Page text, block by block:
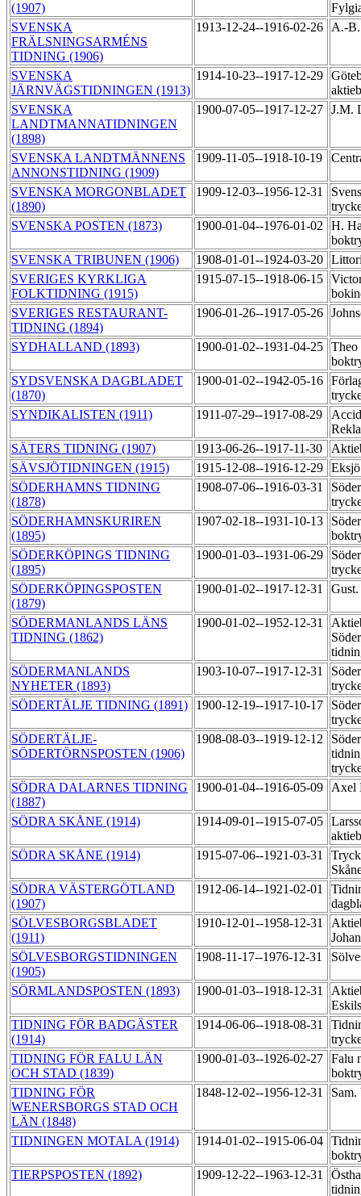
(1907)
SVENSKA
FRÄLSNINGSARMÉNS
TIDNING (1906)
1913-12-24--1916-02-26 A.-
SVENSKA
JÄRNVÄGSTIDNINGEN (1913)
1914-10-23--1917-12-29
SVENSKA
LANDTMANNATIDNINGEN
(1898)
1900-07-05--1917-12-27 J.M.
SVENSKA LANDTMÄNNENS
ANNONSTIDNING (1909)
1909-11-05--1918-10-19
SVENSKA MORGONBLADET
(1890)
1909-12-03--1956-12-31
SVENSKA POSTEN (1873)
1900-01-04--1976-01-02
H.
SVENSKA TRIBUNEN (1906)
1908-01-01--1924-03-20
SVERIGES KYRKLIGA
FOLKTIDNING (1915)
1915-07-15--1918-06-15
SVERIGES RESTAURANT-
TIDNING (1894)
1906-01-26--1917-05-26
SYDHALLAND (1893) 1900-01-02--1931-04-25 Theo
SYDSVENSKA DAGBLADET
(1870)
1900-01-02--1942-05-16
SYNDIKALISTEN (1911)
1911-07-29--1917-08-29
SÄTERS TIDNING (1907)
1913-06-26--1917-11-30
SÄVSJÖTIDNINGEN (1915)
1915-12-08--1916-12-29
SÖDERHAMNS TIDNING
(1878)
1908-07-06--1916-03-31
SÖDERHAMNSKURIREN
(1895)
1907-02-18--1931-10-13
SÖDERKÖPINGS TIDNING
(1895)
1900-01-03--1931-06-29
SÖDERKÖPINGSPOSTEN
(1879)
1900-01-02--1917-12-31
SÖDERMANLANDS LÄNS
TIDNING (1862)
1900-01-02--1952-12-31
SÖDERMANLANDS
NYHETER (1893)
1903-10-07--1917-12-31
SÖDERTÄLJE TIDNING (1891)
1900-12-19--1917-10-17
SÖDERTÄLJE-
SÖDERTÖRNSPOSTEN (1906)
1908-08-03--1919-12-12
SÖDRA DALARNES TIDNING
(1887)
1900-01-04--1916-05-09 Axel
SÖDRA SKÅNE (1914) 1914-09-01--1915-07-05
SÖDRA SKÅNE (1914)
1915-07-06--1921-03-31
SÖDRA VÄSTERGÖTLAND
(1907)
1912-06-14--1921-02-01
SÖLVESBORGSBLADET
(1911)
1910-12-01--1958-12-31
SÖLVESBORGSTIDNINGEN
(1905)
1908-11-17--1976-12-31
SÖRMLANDSPOSTEN (1893) 1900-01-03--1918-12-31
TIDNING FÖR BADGÄSTER
(1914)
1914-06-06--1918-08-31
TIDNING FÖR FALU LÄN
OCH STAD (1839)
1900-01-03--1926-02-27 Falu
TIDNING FÖR
WENERSBORGS STAD OCH
LÄN (1848)
1848-12-02--1956-12-31
TIDNINGEN MOTALA (1914) 1914-01-02--1915-06-04
TIERPSPOSTEN (1892)
1909-12-22--1963-12-31